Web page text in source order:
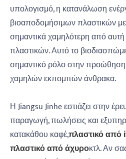
υπολογισμό, η κατανάλωση
βιοαποδομήσιμων πλαστικών με
σημαντικά χαμηλότερη από
πλαστικών. Αυτό το
σημαντικό ρόλο στην προώθηση
χαμηλών εκπομπών άνθρακα.
Η Jiangsu Jinhe εστιάζει στην
παραγωγή, πωλήσεις και
κατακάθου καφέ,πλαστικό από
πλαστικό από άχυροκτλ. Αν